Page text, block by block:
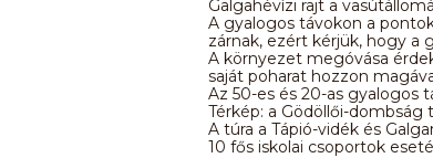
Galgahévízi rajt a
A gyalogos távokon a
zárnak, ezért kérjük, hogy a
A környezet megóvása
saját poharat hozzon
Az 50-es és 20-as gyalogos
Térkép: a Gödöllői-dombság
A túra a Tápió-vidék és
10 fős iskolai csoportok